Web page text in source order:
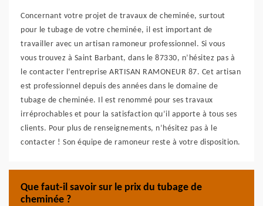
Concernant votre projet de travaux de cheminée, surtout
pour le tubage de votre cheminée, il est important de
travailler avec un artisan ramoneur professionnel. Si vous
vous trouvez à Saint Barbant, dans le 87330, n’hésitez pas à
le contacter l’entreprise ARTISAN RAMONEUR 87. Cet artisan
est professionnel depuis des années dans le domaine de
tubage de cheminée. Il est renommé pour ses travaux
irréprochables et pour la satisfaction qu’il apporte à tous ses
clients. Pour plus de renseignements, n’hésitez pas à le
contacter ! Son équipe de ramoneur reste à votre disposition.
Que faut-il savoir sur le prix du tubage de
cheminée ?